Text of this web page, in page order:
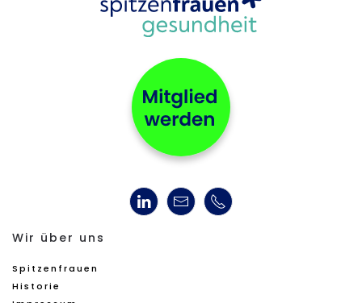
Wir über uns
Spitzenfrauen
Historie